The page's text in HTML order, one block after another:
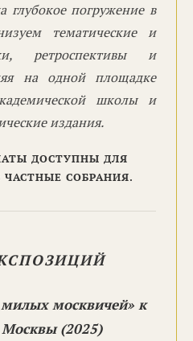
глубокое погружение в
тематические и
ретроспективы и
на одной площадке
школы и
издания.
ДОСТУПНЫ ДЛЯ
СОБРАНИЯ.
москвичей» к
(2025)